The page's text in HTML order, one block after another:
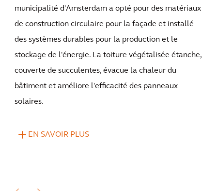
municipalité d'Amsterdam a opté pour des matériaux
de construction circulaire pour la façade et installé
des systèmes durables pour la production et le
stockage de l'énergie. La toiture végétalisée étanche,
couverte de succulentes, évacue la chaleur du
bâtiment et améliore l'efficacité des panneaux
solaires.
EN SAVOIR PLUS